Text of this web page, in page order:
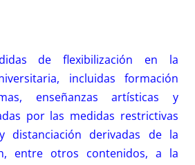
de flexibilización en la
incluidas formación
enseñanzas artísticas y
por las medidas restrictivas
distanciación derivadas de la
entre otros contenidos, a la